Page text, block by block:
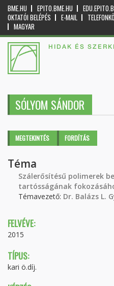
BME.HU EPITO.BME.HU
OKTATÓI BELÉPÉS
E-MAIL
MAGYAR
HIDAK ÉS
SÓLYOM SÁNDOR
Elsődleges fülek
MEGTEKINTÉS (AKTÍVFORDÍTÁS
Téma
Szálerősítésű polimerek
tartósságának
Témavezető: Dr. Balázs L.
FELVÉVE:
2015
TÍPUS:
kari ö.díj.